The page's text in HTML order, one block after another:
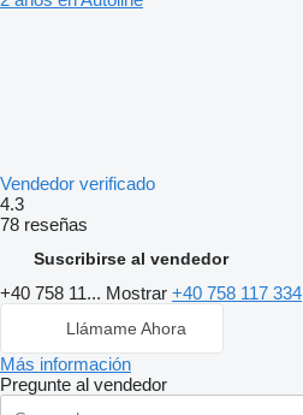
Vendedor verificado
4.3
78 reseñas
Suscribirse al vendedor
+40 758 11... Mostrar +40 758 117 334
Llámame Ahora
Más información
Pregunte al vendedor